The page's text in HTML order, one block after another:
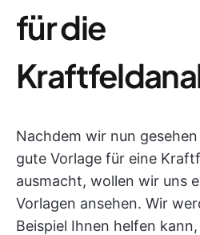
für die
Nachdem wir nun
gute Vorlage für eine
ausmacht, wollen wir uns
Vorlagen ansehen. Wir
Beispiel Ihnen helfen